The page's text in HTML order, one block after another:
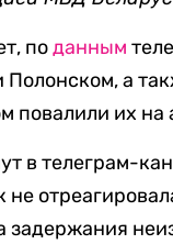
поданным
Полонском, а
повалили их
в телеграм-
не
задержания